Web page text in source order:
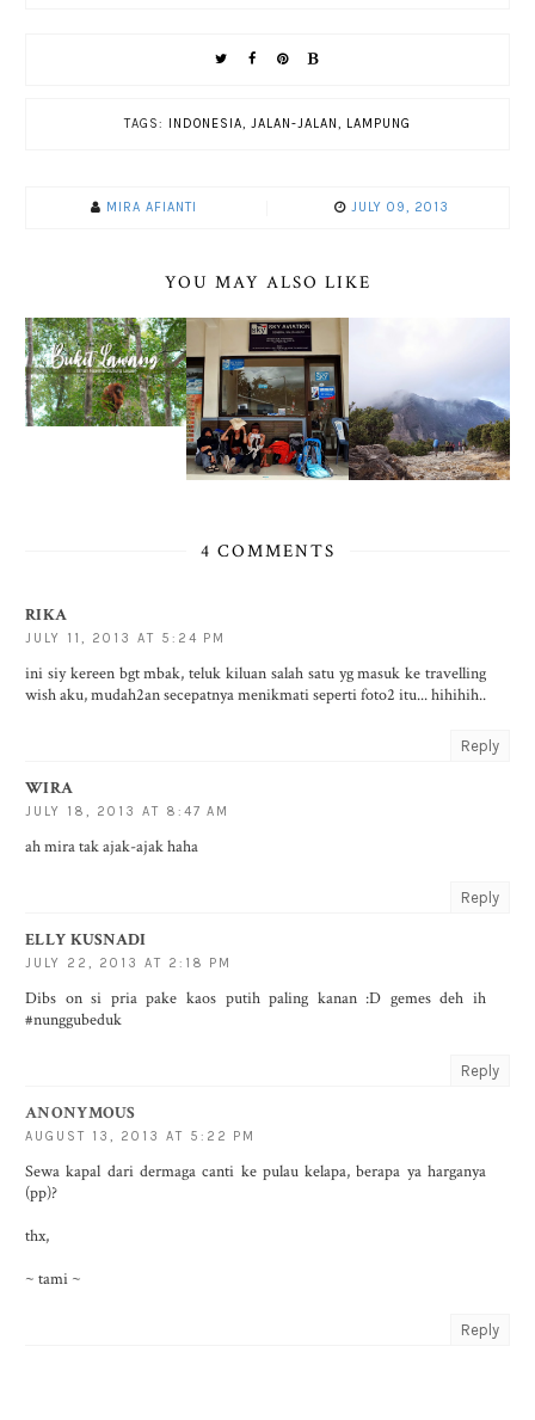
TAGS: INDONESIA, JALAN-JALAN , LAMPUNG
MIRA AFIANTI JULY 09, 2013
YOU MAY ALSO LIKE
4 COMMENTS
RIKA
JULY 11, 2013 AT 5:24 PM
ini siy kereen bgt mbak, teluk kiluan salah satu yg masuk ke travelling
wish aku, mudah2an secepatnya menikmati seperti foto2 itu... hihihih..
Reply
WIRA
JULY 18, 2013 AT 8:47 AM
ah mira tak ajak-ajak haha
Reply
ELLY KUSNADI
JULY 22, 2013 AT 2:18 PM
Dibs on si pria pake kaos putih paling kanan :D gemes deh ih
#nunggubeduk
Reply
ANONYMOUS
AUGUST 13, 2013 AT 5:22 PM
Sewa kapal dari dermaga canti ke pulau kelapa, berapa ya harganya
(pp)?
thx,
~ tami ~
Reply